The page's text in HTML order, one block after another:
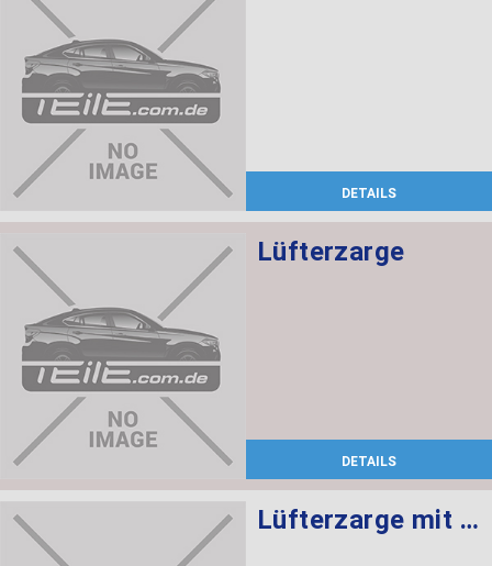
DETAILS
Lüfterzarge
DETAILS
Lüfterzarge mit Lüfter 600W